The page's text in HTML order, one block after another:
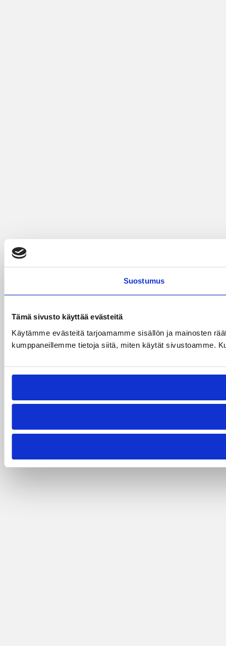
Suostumus
Tämä sivusto käyttää evästeitä
Käytämme evästeitä tarjoamamme sisällön ja mainosten
kumppaneillemme tietoja siitä, miten käytät sivustoamme.